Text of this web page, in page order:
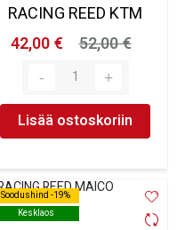
RACING REED KTM
42,00 €
52,00 €
Lisää ostoskoriin
Soodushind -19%
Kesklaos
Soodushind -19%
Kesklaos